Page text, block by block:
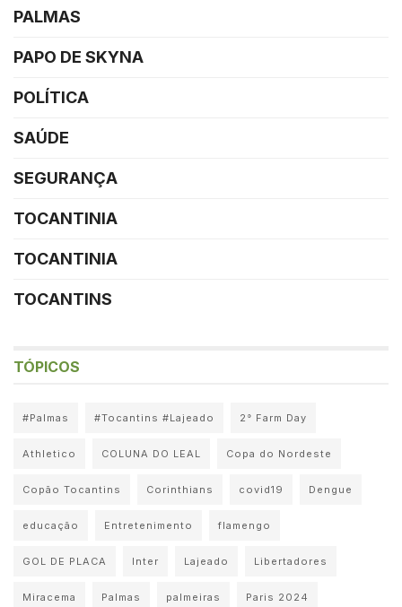
PALMAS
PAPO DE SKYNA
POLÍTICA
SAÚDE
SEGURANÇA
TOCANTINIA
TOCANTINIA
TOCANTINS
TÓPICOS
#Palmas #Tocantins #Lajeado 2° Farm Day
Athletico COLUNA DO LEAL Copa do Nordeste
Copão Tocantins Corinthians covid19 Dengue
educação Entretenimento flamengo
GOL DE PLACA Inter Lajeado Libertadores
Miracema Palmas palmeiras Paris 2024